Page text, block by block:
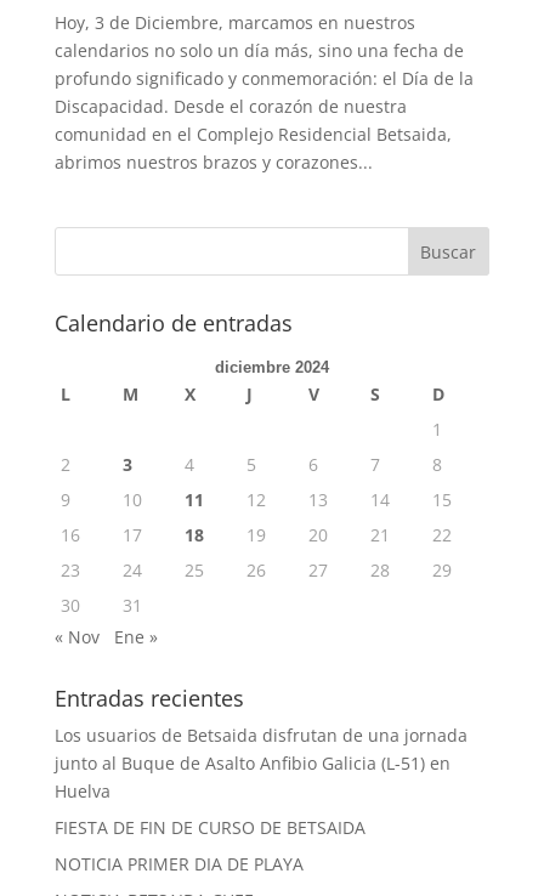
Hoy, 3 de Diciembre, marcamos en nuestros
calendarios no solo un día más, sino una fecha de
profundo significado y conmemoración: el Día de la
Discapacidad. Desde el corazón de nuestra
comunidad en el Complejo Residencial Betsaida,
abrimos nuestros brazos y corazones...
Calendario de entradas
diciembre 2024
L M X J V S
D
1
2
3 4 5 6 7
8
9
10 11 12 13 14
15
16
17 18 19 20 21
22
23
24 25 26 27 28
29
30
31
« Nov
Ene »
Entradas recientes
Los usuarios de Betsaida disfrutan de una jornada
junto al Buque de Asalto Anfibio Galicia (L-51) en
Huelva
FIESTA DE FIN DE CURSO DE BETSAIDA
NOTICIA PRIMER DIA DE PLAYA